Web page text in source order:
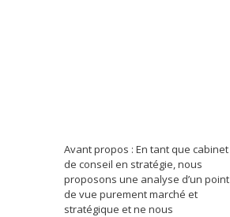
Avant propos : En tant que cabinet
de conseil en stratégie, nous
proposons une analyse d’un point
de vue purement marché et
stratégique et ne nous